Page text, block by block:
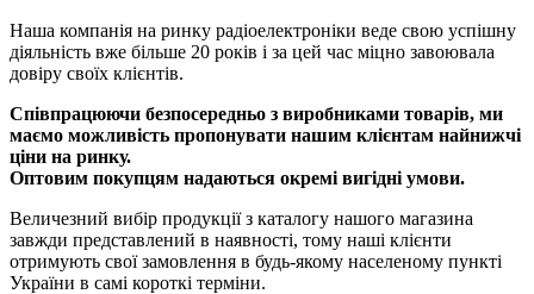
Наша компанія на ринку радіоелектроніки веде свою успішну
діяльність вже більше 20 років і за цей час міцно завоювала
довіру своїх клієнтів.
Співпрацюючи безпосередньо з виробниками товарів, ми
маємо можливість пропонувати нашим клієнтам найнижчі
ціни на ринку.
Оптовим покупцям надаються окремі вигідні умови.
Величезний вибір продукції з каталогу нашого магазина
завжди представлений в наявності, тому наші клієнти
отримують свої замовлення в будь-якому населеному пункті
України в самі короткі терміни.